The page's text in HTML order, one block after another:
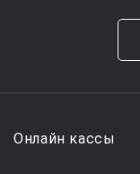
Онлайн кассы